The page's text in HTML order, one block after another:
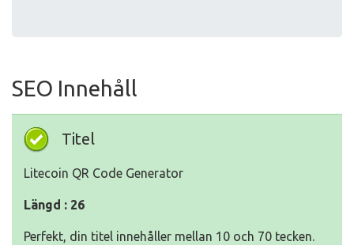
SEO Innehåll
Titel
Litecoin QR Code Generator
Längd : 26
Perfekt, din titel innehåller mellan 10 och 70 tecken.